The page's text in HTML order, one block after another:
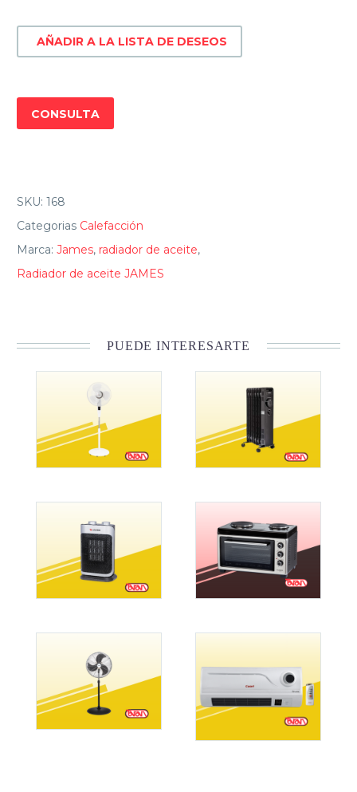
JAMES
1500
G2
cantidad
AÑADIR A LA LISTA DE DESEOS
CONSULTA
SKU: 168
Categorias Calefacción
Marca: James, radiador de aceite,
Radiador de aceite JAMES
PUEDE INTERESARTE